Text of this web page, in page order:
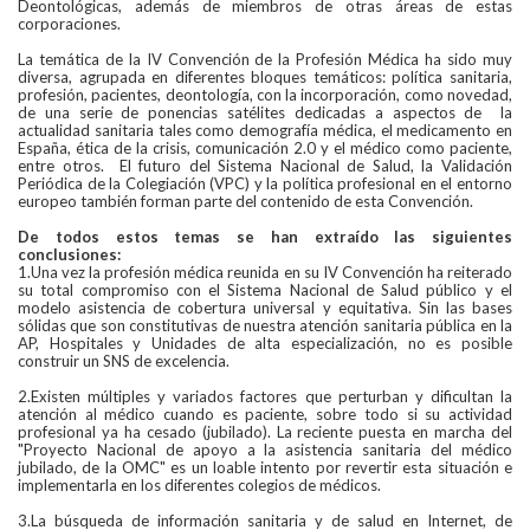
Deontológicas, además de miembros de otras áreas de estas
corporaciones.
La temática de la IV Convención de la Profesión Médica ha sido muy
diversa, agrupada en diferentes bloques temáticos: política sanitaria,
profesión, pacientes, deontología, con la incorporación, como novedad,
de una serie de ponencias satélites dedicadas a aspectos de la
actualidad sanitaria tales como demografía médica, el medicamento en
España, ética de la crisis, comunicación 2.0 y el médico como paciente,
entre otros. El futuro del Sistema Nacional de Salud, la Validación
Periódica de la Colegiación (VPC) y la política profesional en el entorno
europeo también forman parte del contenido de esta Convención.
De todos estos temas se han extraído las siguientes
conclusiones:
1.Una vez la profesión médica reunida en su IV Convención ha reiterado
su total compromiso con el Sistema Nacional de Salud público y el
modelo asistencia de cobertura universal y equitativa. Sin las bases
sólidas que son constitutivas de nuestra atención sanitaria pública en la
AP, Hospitales y Unidades de alta especialización, no es posible
construir un SNS de excelencia.
2.Existen múltiples y variados factores que perturban y dificultan la
atención al médico cuando es paciente, sobre todo si su actividad
profesional ya ha cesado (jubilado). La reciente puesta en marcha del
"Proyecto Nacional de apoyo a la asistencia sanitaria del médico
jubilado, de la OMC" es un loable intento por revertir esta situación e
implementarla en los diferentes colegios de médicos.
3.La búsqueda de información sanitaria y de salud en Internet, de